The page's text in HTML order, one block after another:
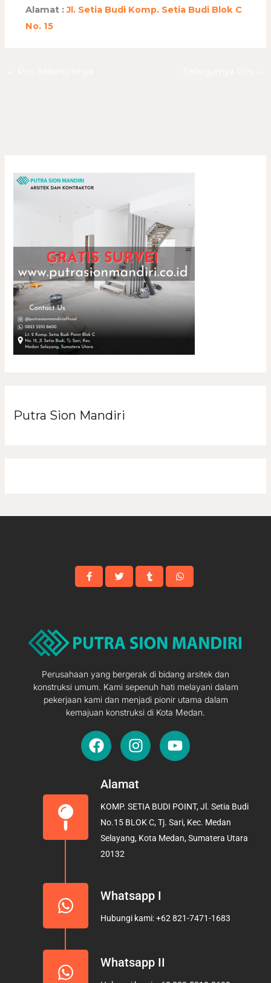
Alamat :Jl. Setia Budi Komp. Setia Budi Blok C
No. 15
Putra Sion Mandiri
Perusahaan yang bergerak di bidang arsitek dan
konstruksi umum. Kami sepenuh hati melayani dalam
pekerjaan kami dan menjadi pionir utama dalam
kemajuan konstruksi di Kota Medan.
F
a
e
o
o
k
I
n
t
g
r
a
Y
o
b
e
Alamat
KOMP. SETIA BUDI POINT, Jl. Setia Budi
No.15 BLOK C, Tj. Sari, Kec. Medan
Selayang, Kota Medan, Sumatera Utara
20132
Whatsapp I
Hubungi kami: +62 821-7471-1683
Whatsapp II